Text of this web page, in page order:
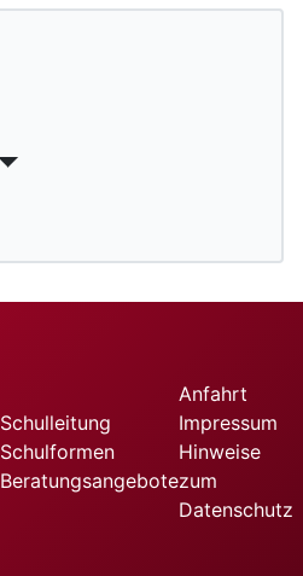
Schulleitung
Schulformen
Beratungsangebote
Anfahrt
Impressum
Hinweise
zum
Datenschutz